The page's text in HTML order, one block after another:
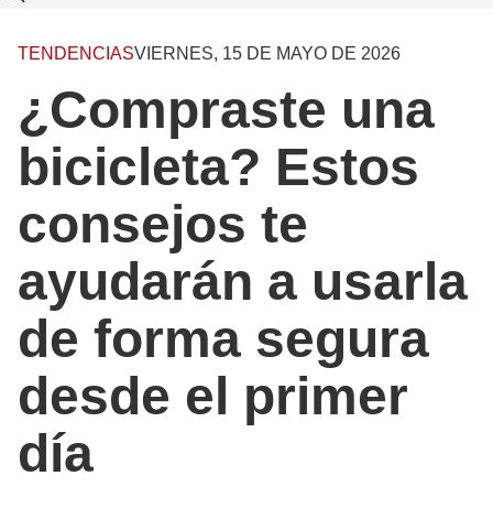
TENDENCIASVIERNES, 15 DE MAYO DE 2026
¿Compraste una
bicicleta? Estos
consejos te
ayudarán a usarla
de forma segura
desde el primer
día